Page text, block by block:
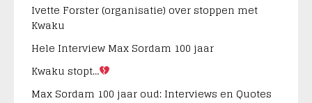
Ivette Forster (organisatie) over stoppen met
Kwaku
Hele Interview Max Sordam 100 jaar
Kwaku stopt…
Max Sordam 100 jaar oud: Interviews en Quotes